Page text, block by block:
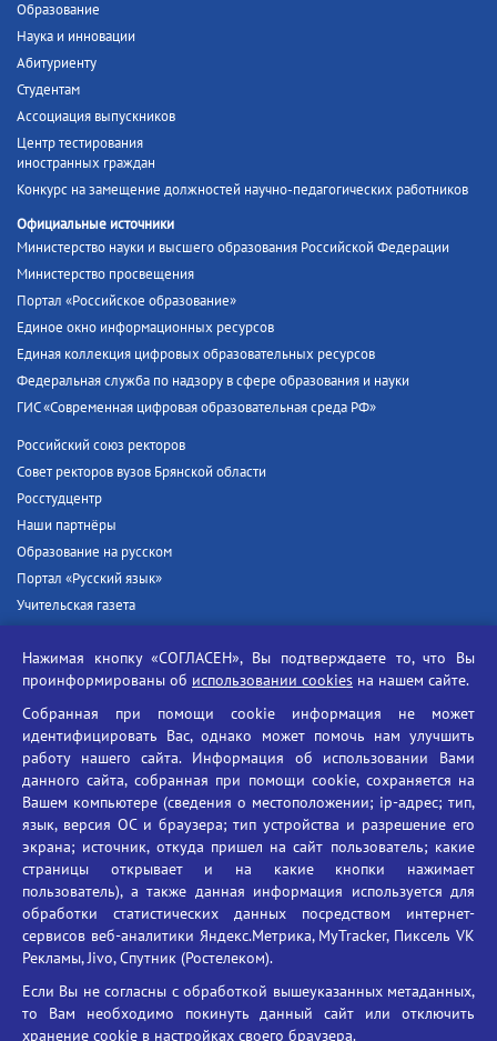
Образование
Наука и инновации
Абитуриенту
Студентам
Ассоциация выпускников
Центр тестирования
иностранных граждан
Конкурс на замещение должностей научно-педагогических работников
Официальные источники
Министерство науки и высшего образования Российской Федерации
Министерство просвещения
Портал «Российское образование»
Единое окно информационных ресурсов
Единая коллекция цифровых образовательных ресурсов
Федеральная служба по надзору в сфере образования и науки
ГИС «Современная цифровая образовательная среда РФ»
Российский союз ректоров
Совет ректоров вузов Брянской области
Росстудцентр
Наши партнёры
Образование на русском
Портал «Русский язык»
Учительская газета
Единый портал государственных услуг
Противодействие угрозам информационной безопасности
Социальные ролики - Генеральная прокуратура РФ
Противодействие коррупции
БГУ против наркотиков
Брянский государственный университет
имени академика И.Г. Петровского
Время работы: пн-пт 09:00-18:00
E-mail: bryanskgu@mail.ru
Телефон: +7(4832)58-90-85
Нажимая кнопку «СОГЛАСЕН», Вы подтверждаете то, что Вы
проинформированы об использовании cookies на нашем сайте.
Собранная при помощи cookie информация не может
идентифицировать Вас, однако может помочь нам улучшить
работу нашего сайта. Информация об использовании Вами
данного сайта, собранная при помощи cookie, сохраняется на
Вашем компьютере (сведения о местоположении; ip-адрес; тип,
язык, версия ОС и браузера; тип устройства и разрешение его
экрана; источник, откуда пришел на сайт пользователь; какие
страницы открывает и на какие кнопки нажимает
пользователь), а также данная информация используется для
обработки статистических данных посредством интернет-
сервисов веб-аналитики Яндекс.Метрика, MyTracker, Пиксель VK
Рекламы, Jivo, Спутник (Ростелеком).
Если Вы не согласны с обработкой вышеуказанных метаданных,
то Вам необходимо покинуть данный сайт или отключить
хранение cookie в настройках своего браузера.